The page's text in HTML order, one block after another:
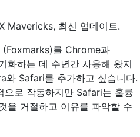
Mavericks, 최신 업데이트.
(Foxmarks)를 Chrome과
화하는 데 수년간 사용해 왔지
와 Safari를 추가하고 싶습니다.
으로 작동하지만 Safari는 훌륭
을 거절하고 이유를 파악할 수